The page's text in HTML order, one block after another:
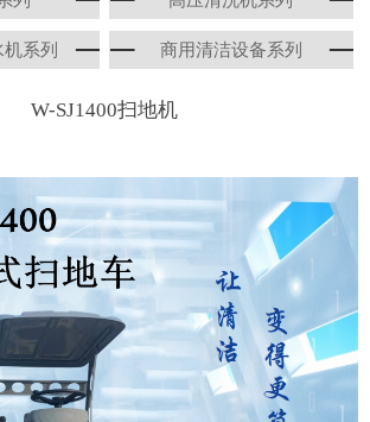
系列 商用清洁设备系列
W-SJ1400扫地机